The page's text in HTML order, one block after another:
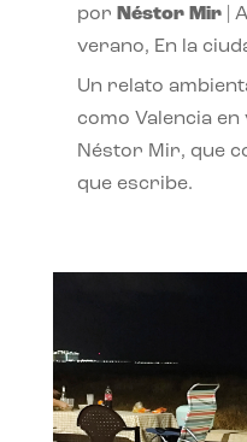
por Néstor Mir|
verano, En la
Un relato
como Valencia
Néstor Mir, que
que escribe.